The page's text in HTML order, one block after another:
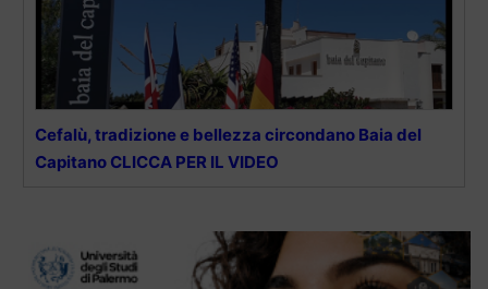
Cefalù, tradizione e bellezza circondano Baia del
Capitano CLICCA PER IL VIDEO